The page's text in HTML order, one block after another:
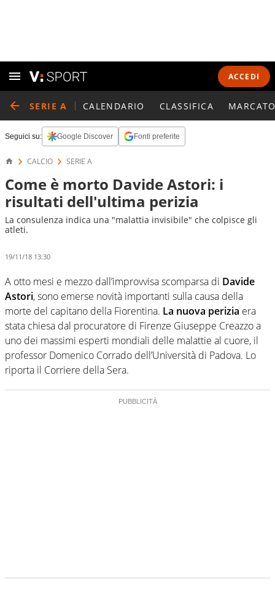
ACCEDI
SERIE A CALENDARIO CLASSIFICA
Seguici su: Google Discover Fonti preferite
CALCIO SERIE A
Come è morto Davide Astori: i
risultati dell'ultima perizia
La consulenza indica una "malattia invisibile" che colpisce gli
atleti.
19/11/18 13:30
A otto mesi e mezzo dall’improvvisa scomparsa di Davide
Astori, sono emerse novità importanti sulla causa della
morte del capitano della Fiorentina. La nuova perizia era
stata chiesa dal procuratore di Firenze Giuseppe Creazzo a
uno dei massimi esperti mondiali delle malattie al cuore, il
professor Domenico Corrado dell’Università di Padova. Lo
riporta il Corriere della Sera.